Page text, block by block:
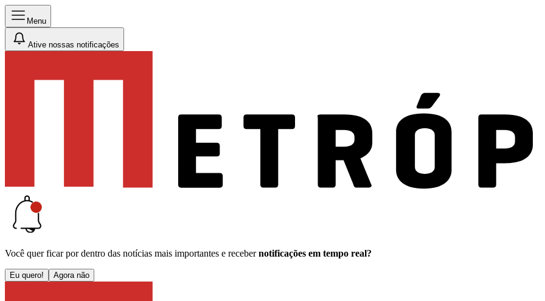
Menu
Ative nossas notificações
Você quer ficar por dentro das notícias mais importantes e receber notificações em tempo real?
Eu quero! Agora não